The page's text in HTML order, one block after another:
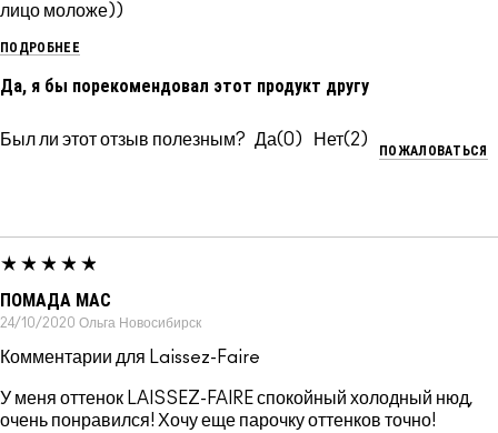
лицо моложе))
ПОДРОБНЕЕ
Да, я бы порекомендовал этот продукт другу
Был ли этот отзыв полезным? 0 2
ПОЖАЛОВАТЬСЯ
ПОМАДА MAC
24/10/2020 Ольга Новосибирск
Комментарии для Laissez-Faire
У меня оттенок LAISSEZ-FAIRE спокойный холодный нюд,
очень понравился! Хочу еще парочку оттенков точно!